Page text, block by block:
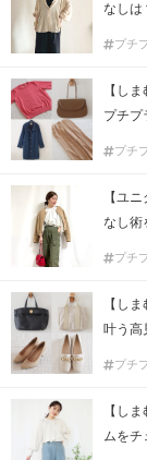
なしは
プチ
【し
プチプ
プチ
【ユ
なし術
プチ
【し
叶う高
プチ
【し
ムをチ